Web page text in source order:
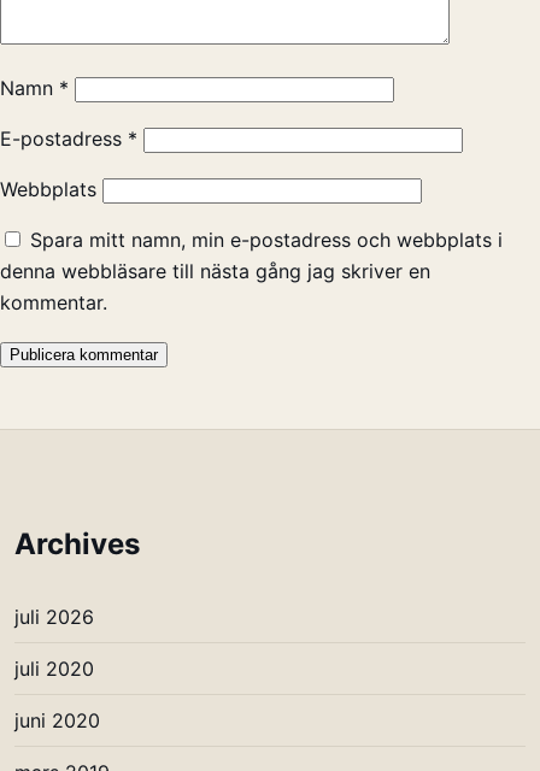
Namn *
E-postadress *
Webbplats
Spara mitt namn, min e-postadress och webbplats i
denna webbläsare till nästa gång jag skriver en
kommentar.
Archives
juli 2026
juli 2020
juni 2020